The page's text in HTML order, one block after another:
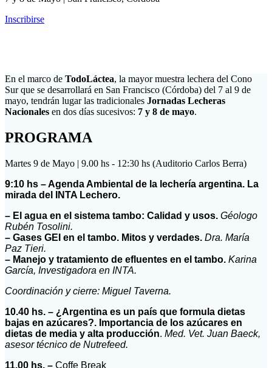
Inscribirse
En el marco de TodoLáctea, la mayor muestra lechera del Cono
Sur que se desarrollará en San Francisco (Córdoba) del 7 al 9 de
mayo, tendrán lugar las tradicionales Jornadas Lecheras
Nacionales en dos días sucesivos: 7 y 8 de mayo.
PROGRAMA
Martes 9 de Mayo | 9.00 hs - 12:30 hs (Auditorio Carlos Berra)
9:10 hs – Agenda Ambiental de la lechería argentina. La
mirada del INTA Lechero.
– El agua en el sistema tambo: Calidad y usos. Géologo
Rubén Tosolini.
– Gases GEI en el tambo. Mitos y verdades. Dra. María
Paz Tieri.
– Manejo y tratamiento de efluentes en el tambo. Karina
García, Investigadora en INTA.
Coordinación y cierre: Miguel Taverna.
10.40 hs. – ¿Argentina es un país que formula dietas
bajas en azúcares?. Importancia de los azúcares en
dietas de media y alta producción. Med. Vet. Juan Baeck,
asesor técnico de Nutrefeed.
11.00 hs. – Coffe Break